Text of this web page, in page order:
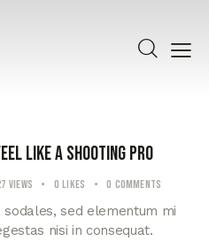
like a shooting pro
Views 0 Likes 0 Comments
sed elementum mi
nisi in consequat.